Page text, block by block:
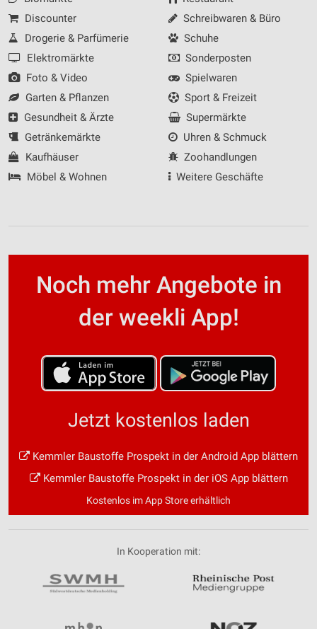
Discounter
Drogerie & Parfümerie
Elektromärkte
Foto & Video
Garten & Pflanzen
Gesundheit & Ärzte
Getränkemärkte
Kaufhäuser
Möbel & Wohnen
Schreibwaren & Büro
Schuhe
Sonderposten
Spielwaren
Sport & Freizeit
Supermärkte
Uhren & Schmuck
Zoohandlungen
Weitere Geschäfte
Noch mehr Angebote in
der weekli App!
Jetzt kostenlos laden
Kemmler Baustoffe Prospekt in der Android App blättern
Kemmler Baustoffe Prospekt in der iOS App blättern
Kostenlos im App Store erhältlich
In Kooperation mit: